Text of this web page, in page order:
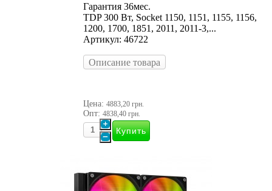
Гарантия 36мес.
TDP 300 Вт, Socket 1150, 1151, 1155, 1156,
1200, 1700, 1851, 2011, 2011-3,...
Артикул: 46722
Описание товара
Цена: 4883,20 грн.
Опт: 4838,40 грн.